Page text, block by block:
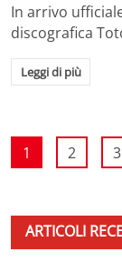
In arrivo
discografica
Leggi di più
1 2 3
ARTICOLI